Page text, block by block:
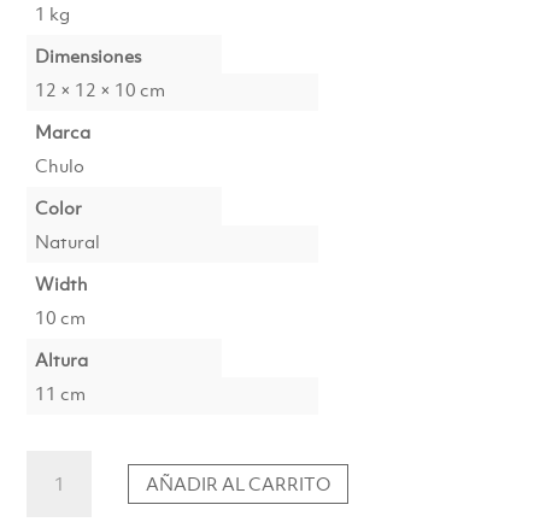
1 kg
Dimensiones
12 × 12 × 10 cm
Marca
Chulo
Color
Natural
Width
10 cm
Altura
11 cm
Portacandelitas
Cuerno
AÑADIR AL CARRITO